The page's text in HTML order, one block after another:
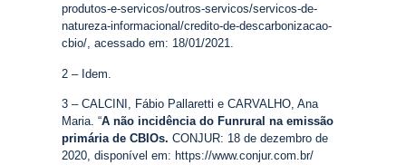
produtos-e-servicos/outros-servicos/servicos-de-
natureza-informacional/credito-de-descarbonizacao-
cbio/, acessado em: 18/01/2021.
2 – Idem.
3 – CALCINI, Fábio Pallaretti e CARVALHO, Ana
Maria. “A não incidência do Funrural na emissão
primária de CBIOs. CONJUR: 18 de dezembro de
2020, disponível em: https://www.conjur.com.br/